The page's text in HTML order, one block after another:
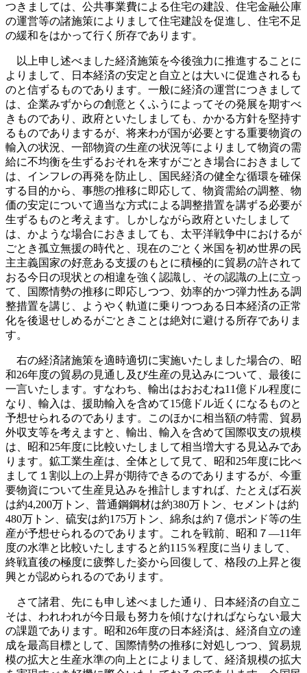
つきましては、公共事業費による住宅の建設、住宅金融公庫
の運営等の諸施策によりまして住宅建設を促進し、住宅不足
の緩和をはかって行く所存であります。
以上申し述べました経済施策を今後強力に推進することに
よりまして、日本経済の安定と自立とは大いに促進されるも
のと信ずるものであります。一般に経済の運営につきまして
は、企業みずからの創意とくふうによってその発展を期すべ
きものであり、政府といたしましても、かかる方針を堅持す
るものでありまするが、将来わが国が必要とする重要物資の
輸入の状況、一部物資の生産の状況等によりまして物資の需
給に不均衡を生ずるおそれを来すがごとき場合におきまして
は、インフレの再発を防止し、国民経済の健全な循環を確保
する目的から、事態の推移に即応して、物資需給の調整、物
価の安定について適当な方式による調整措置を講ずる必要が
生ずるものと考えます。しかしながら政府といたしまして
は、かような場合におきましても、太平洋戦争中におけるが
ごとき孤立無援の時代と、現在のごとく米国を初め世界の民
主主義国家の好意ある支援のもとに積極的に貿易の許されて
おる今日の現状との相違を強く認識し、その認識の上に立っ
て、国際情勢の推移に即応しつつ、効率的かつ弾力性ある調
整措置を講じ、ようやく軌道に乗りつつある日本経済の正常
化を後退せしめるがごときことは絶対に避ける所存でありま
す。
右の経済諸施策を適時適切に実施いたしました場合の、昭
和26年度の貿易の見通し及び生産の見込みについて、最後に
一言いたします。すなわち、輸出はおおむね11億ドル程度に
なり、輸入は、援助輸入を含めて15億ドル近くになるものと
予想せられるのであります。このほかに相当額の特需、貿易
外収支等を考えますと、輸出、輸入を含めて国際収支の規模
は、昭和25年度に比較いたしまして相当増大する見込みであ
ります。鉱工業生産は、全体として見て、昭和25年度に比べ
まして１割以上の上昇が期待できるのでありまするが、今重
要物資について生産見込みを推計しますれば、たとえば石炭
は約4,200万トン、普通鋼鋼材は約380万トン、セメントは約
480万トン、硫安は約175万トン、綿糸は約７億ポンド等の生
産が予想せられるのであります。これを戦前、昭和７—11年
度の水準と比較いたしますると約115％程度に当りまして、
終戦直後の極度に疲弊した姿から回復して、格段の上昇と復
興とが認められるのであります。
さて諸君、先にも申し述べました通り、日本経済の自立こ
そは、われわれが今日最も努力を傾けなければならない最大
の課題であります。昭和26年度の日本経済は、経済自立の達
成を最高目標として、国際情勢の推移に対処しつつ、貿易規
模の拡大と生産水準の向上とによりまして、経済規模の拡大